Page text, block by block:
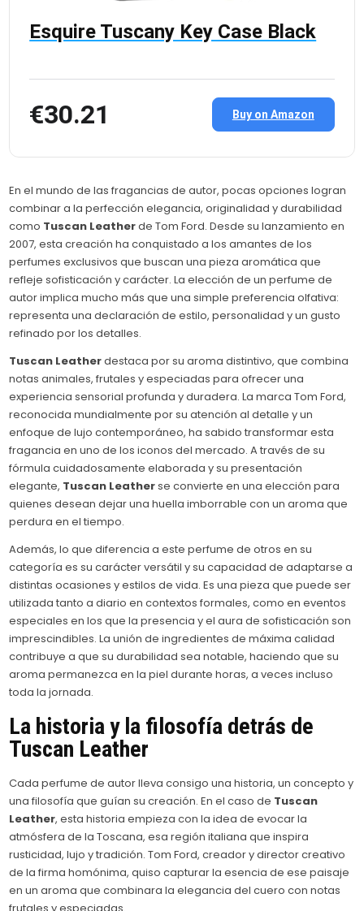
Esquire Tuscany Key Case Black
€30.21 Buy on Amazon
En el mundo de las fragancias de autor, pocas opciones logran
combinar a la perfección elegancia, originalidad y durabilidad
como Tuscan Leatherde Tom Ford. Desde su lanzamiento en
2007, esta creación ha conquistado a los amantes de los
perfumes exclusivos que buscan una pieza aromática que
refleje sofisticación y carácter. La elección de un perfume de
autor implica mucho más que una simple preferencia olfativa:
representa una declaración de estilo, personalidad y un gusto
refinado por los detalles.
Tuscan Leatherdestaca por su aroma distintivo, que combina
notas animales, frutales y especiadas para ofrecer una
experiencia sensorial profunda y duradera. La marca Tom Ford,
reconocida mundialmente por su atención al detalle y un
enfoque de lujo contemporáneo, ha sabido transformar esta
fragancia en uno de los iconos del mercado. A través de su
fórmula cuidadosamente elaborada y su presentación
elegante, Tuscan Leatherse convierte en una elección para
quienes desean dejar una huella imborrable con un aroma que
perdura en el tiempo.
Además, lo que diferencia a este perfume de otros en su
categoría es su carácter versátil y su capacidad de adaptarse a
distintas ocasiones y estilos de vida. Es una pieza que puede ser
utilizada tanto a diario en contextos formales, como en eventos
especiales en los que la presencia y el aura de sofisticación son
imprescindibles. La unión de ingredientes de máxima calidad
contribuye a que su durabilidad sea notable, haciendo que su
aroma permanezca en la piel durante horas, a veces incluso
toda la jornada.
La historia y la filosofía detrás de
Tuscan Leather
Cada perfume de autor lleva consigo una historia, un concepto y
una filosofía que guían su creación. En el caso de Tuscan
Leather, esta historia empieza con la idea de evocar la
atmósfera de la Toscana, esa región italiana que inspira
rusticidad, lujo y tradición. Tom Ford, creador y director creativo
de la firma homónima, quiso capturar la esencia de ese paisaje
en un aroma que combinara la elegancia del cuero con notas
frutales y especiadas.